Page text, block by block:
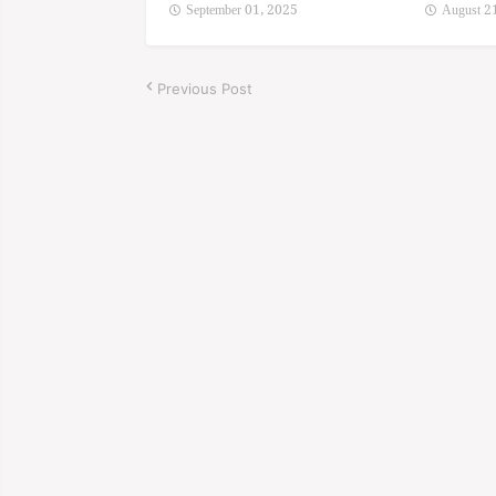
September 01, 2025 August
Previous Post